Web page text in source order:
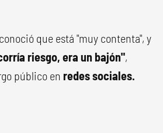
que está "muy contenta", y
riesgo, era un bajón",
público en redes sociales.